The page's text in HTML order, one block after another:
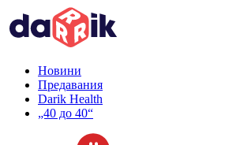
Новини
Предавания
Darik Health
„40 до 40“